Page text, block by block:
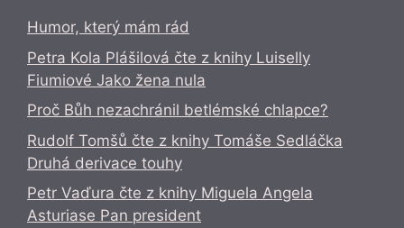
Humor, který mám rád
Petra Kola Plášilová čte z knihy Luiselly
Fiumiové Jako žena nula
Proč Bůh nezachránil betlémské chlapce?
Rudolf Tomšů čte z knihy Tomáše Sedláčka
Druhá derivace touhy
Petr Vaďura čte z knihy Miguela Angela
Asturiase Pan president